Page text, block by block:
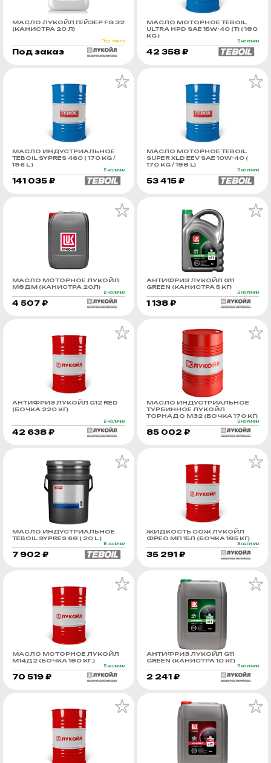
МАСЛО ЛУКОЙЛ ГЕЙЗЕР FG 32
(КАНИСТРА 20 Л)
Под заказ
Под заказ
МАСЛО МОТОРНОЕ TEBOIL
ULTRA HPD SAE 15W-40 (Т) ( 180
KG )
В наличии
42 358 ₽
МАСЛО ИНДУСТРИАЛЬНОЕ
TEBOIL SYPRES 460 ( 170 KG /
196 L )
В наличии
141 035 ₽
МАСЛО МОТОРНОЕ TEBOIL
SUPER XLD EEV SAE 10W-40 (
170 KG / 198 L)
В наличии
53 415 ₽
МАСЛО МОТОРНОЕ ЛУКОЙЛ
М8ДМ (КАНИСТРА 20Л)
В наличии
4 507 ₽
АНТИФРИЗ ЛУКОЙЛ G11
GREEN (КАНИСТРА 5 КГ)
В наличии
1 138 ₽
АНТИФРИЗ ЛУКОЙЛ G12 RED
(БОЧКА 220 КГ)
В наличии
42 638 ₽
МАСЛО ИНДУСТРИАЛЬНОЕ
ТУРБИННОЕ ЛУКОЙЛ
ТОРНАДО М32 (БОЧКА 170 КГ)
В наличии
85 002 ₽
МАСЛО ИНДУСТРИАЛЬНОЕ
TEBOIL SYPRES 68 ( 20 L )
В наличии
7 902 ₽
ЖИДКОСТЬ СОЖ ЛУКОЙЛ
ФРЕО МП 15Л (БОЧКА 185 КГ)
В наличии
35 291 ₽
МАСЛО МОТОРНОЕ ЛУКОЙЛ
М14Д2 (БОЧКА 180 КГ.)
В наличии
70 519 ₽
АНТИФРИЗ ЛУКОЙЛ G11
GREEN (КАНИСТРА 10 КГ)
В наличии
2 241 ₽